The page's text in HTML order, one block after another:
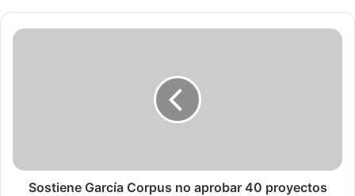
Sostiene García Corpus no aprobar 40 proyectos